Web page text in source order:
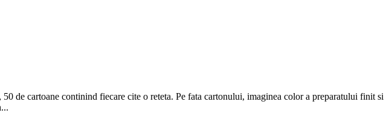
de cartoane continind fiecare cite o reteta. Pe fata cartonului, imaginea color a preparatului finit si